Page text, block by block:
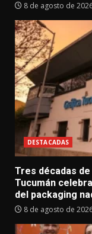
8 de agosto de
DESTACADAS
Tres décadas
Tucumán
del packaging
8 de agosto de